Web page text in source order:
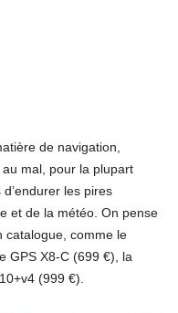
de navigation,
mal, pour la plupart
les pires
et de la météo. On pense
catalogue, comme le
GPS X8-C (699 €), la
(999 €).